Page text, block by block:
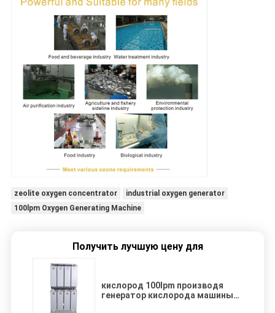
zeolite oxygen concentrator
industrial oxygen generator
100lpm Oxygen Generating Machine
Получить лучшую цену для
кислород 100lpm производя
генератор кислорода машины